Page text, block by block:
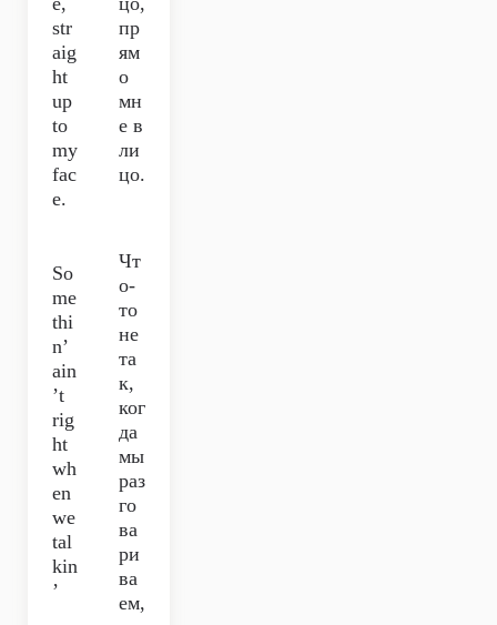
str
aig
ht
up
to
my
fac
e.
пр
ям
о
мн
е в
ли
цо.
So
me
thi
n’
ain
’t
rig
ht
wh
en
we
tal
kin
’
Чт
о-
то
не
та
к,
ког
да
мы
раз
го
ва
ри
ва
ем,